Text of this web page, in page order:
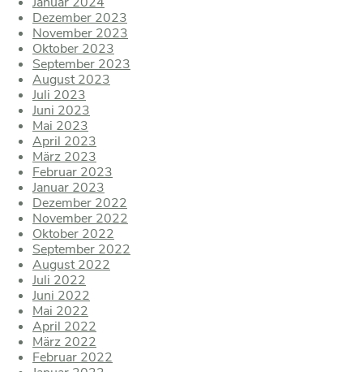
Dezember 2023
November 2023
Oktober 2023
September 2023
August 2023
Juli 2023
Juni 2023
Mai 2023
April 2023
März 2023
Februar 2023
Januar 2023
Dezember 2022
November 2022
Oktober 2022
September 2022
August 2022
Juli 2022
Juni 2022
Mai 2022
April 2022
März 2022
Februar 2022